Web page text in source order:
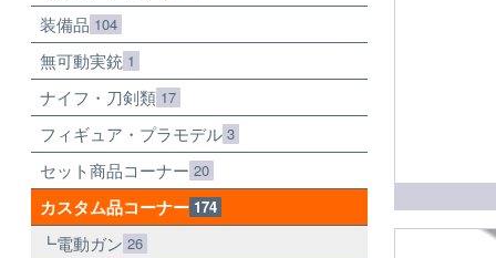
装備品 104
無可動実銃 1
ナイフ・刀剣類 17
フィギュア・プラモデル 3
セット商品コーナー 20
カスタム品コーナー 174
電動ガン 26